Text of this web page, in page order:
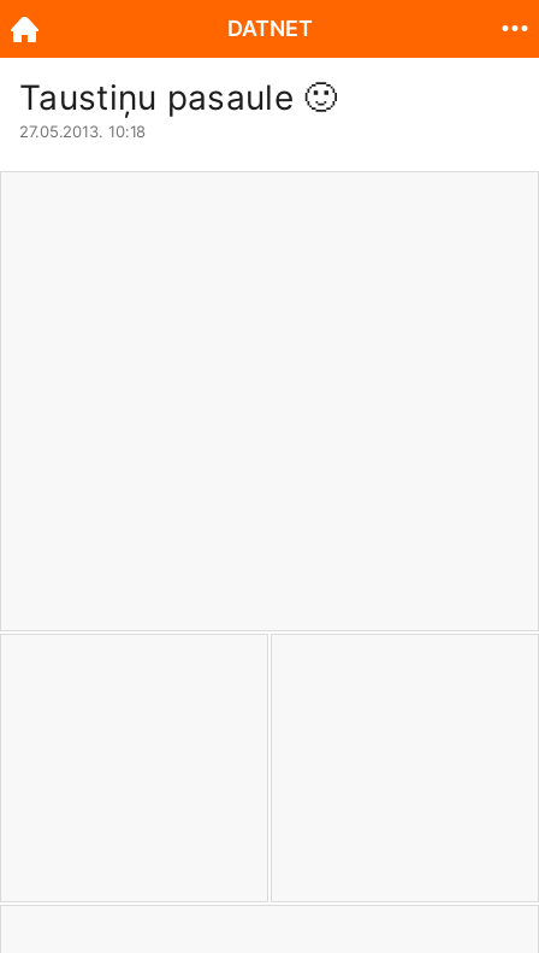
Taustiņu pasaule 🙂
27.05.2013. 10:18
DATNET